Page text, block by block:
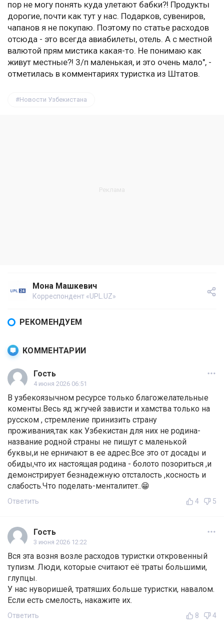
пор не могу понять куда улетают бабки?! Продукты
дорогие, почти как тут у нас. Подарков, сувениров,
чапанов я не покупаю. Поэтому по статье расходов
отсюда - это всегда авиабилеты, отель. А с местной
валютой прям мистика какая-то. Не понимаю как
живут местные?! 3/п маленькая, и это очень мало", -
отметилась в комментариях туристка из Штатов.
Новости Узбекистана
Мона Машкевич
Корреспондент «UPL.UZ»
РЕКОМЕНДУЕМ
КОММЕНТАРИИ
Гость
4 июня 2026 06:51
В узбекоязычном ресурсе только благожелательные
коменты.Весь яд жгучей зависти и хамства только на
русском , стремление принизить страну
проживания,так как Узбекистан для них не родина-
название родной страны не пишут с маленькой
буквы,и не ерничают в ее адрес.Все это от досады и
обиды,что их настоящая родина - болото позориться ,и
демонстрирует безнадежную отсталость ,косность и
слабость.Что поделать-менталитет..😁
Ответить 4 5
Гость
3 июня 2026 12:22
Вся эта возня возле расходов туристки откровенный
тупизм. Люди, которые считают её траты большими,
глупцы.
У нас нуворишей, тратяших больше туристки, навалом.
Если есть смелость, накажите их.
Ответить 8 4